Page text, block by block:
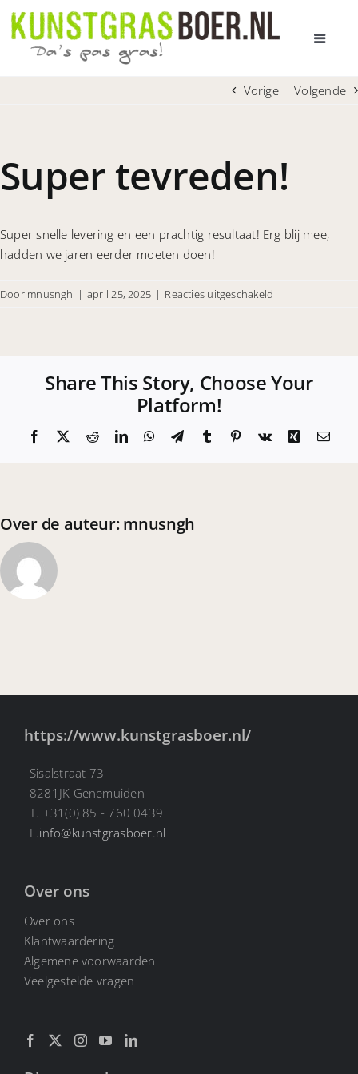
Ga
naar
inhoud
Toggle
PRIJS EN LEVERTIJD
ADVIES BIJ U THUIS
ALLES OVER KUNSTGRAS
Vorige Volgende
Super tevreden!
Super snelle levering en een prachtig resultaat! Erg blij mee,
hadden we jaren eerder moeten doen!
Door mnusngh | april 25, 2025 | Reacties uitgeschakeld
Share This Story, Choose Your
Platform!
Facebook RedditLinkedInWhatsApp
TelegramTumblr Pinterest
Vk Xing E-
Over de auteur:mnusngh
https://www.kunstgrasboer.nl/
Sisalstraat 73
8281JK Genemuiden
T. +31(0) 85 - 760 0439
E.info@kunstgrasboer.nl
Over ons
Over ons
Klantwaardering
Algemene voorwaarden
Veelgestelde vragen